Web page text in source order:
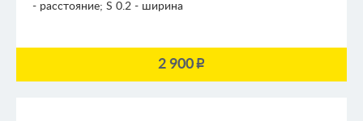
- расстояние; S 0.2 - ширина
2 900p